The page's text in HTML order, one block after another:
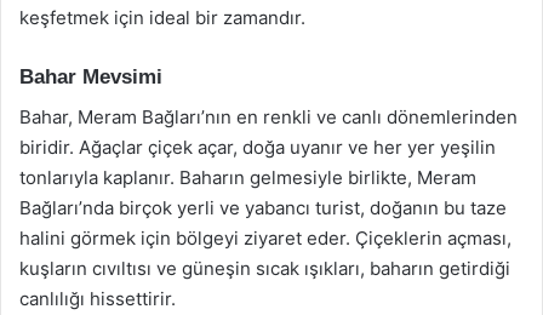
keşfetmek için ideal bir zamandır.
Bahar Mevsimi
Bahar, Meram Bağları’nın en renkli ve canlı dönemlerinden
biridir. Ağaçlar çiçek açar, doğa uyanır ve her yer yeşilin
tonlarıyla kaplanır. Baharın gelmesiyle birlikte, Meram
Bağları’nda birçok yerli ve yabancı turist, doğanın bu taze
halini görmek için bölgeyi ziyaret eder. Çiçeklerin açması,
kuşların cıvıltısı ve güneşin sıcak ışıkları, baharın getirdiği
canlılığı hissettirir.